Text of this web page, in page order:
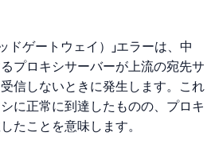
ドゲートウェイ）」エラーは、中
プロキシサーバーが上流の宛先サ
信しないときに発生します。これ
に正常に到達したものの、プロキ
たことを意味します。